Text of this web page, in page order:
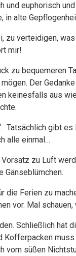
und euphorisch
in alte
zu verteidigen,
mir!
zu bequemeren
Der
keinesfalls aus
Tatsächlich gibt
alle einmal…
zu Luft
Gänseblümchen.
die Ferien zu
vor. Mal
Schließlich hat
vom süßen